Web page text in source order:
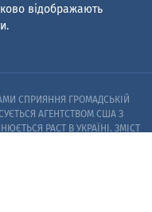
відображають
СПРИЯННЯ ГРОМАДСЬКІЙ
АГЕНТСТВОМ США З
PACT В УКРАЇНІ. ЗМІСТ